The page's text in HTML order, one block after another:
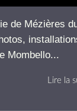
de Mézières
Mombello...
Lire la